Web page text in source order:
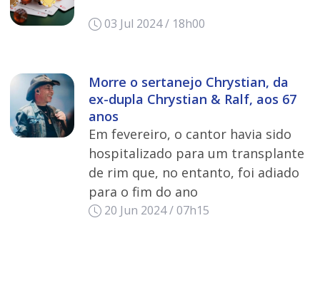
03 Jul 2024 / 18h00
Morre o sertanejo Chrystian, da
ex-dupla Chrystian & Ralf, aos 67
anos
Em fevereiro, o cantor havia sido
hospitalizado para um transplante
de rim que, no entanto, foi adiado
para o fim do ano
20 Jun 2024 / 07h15